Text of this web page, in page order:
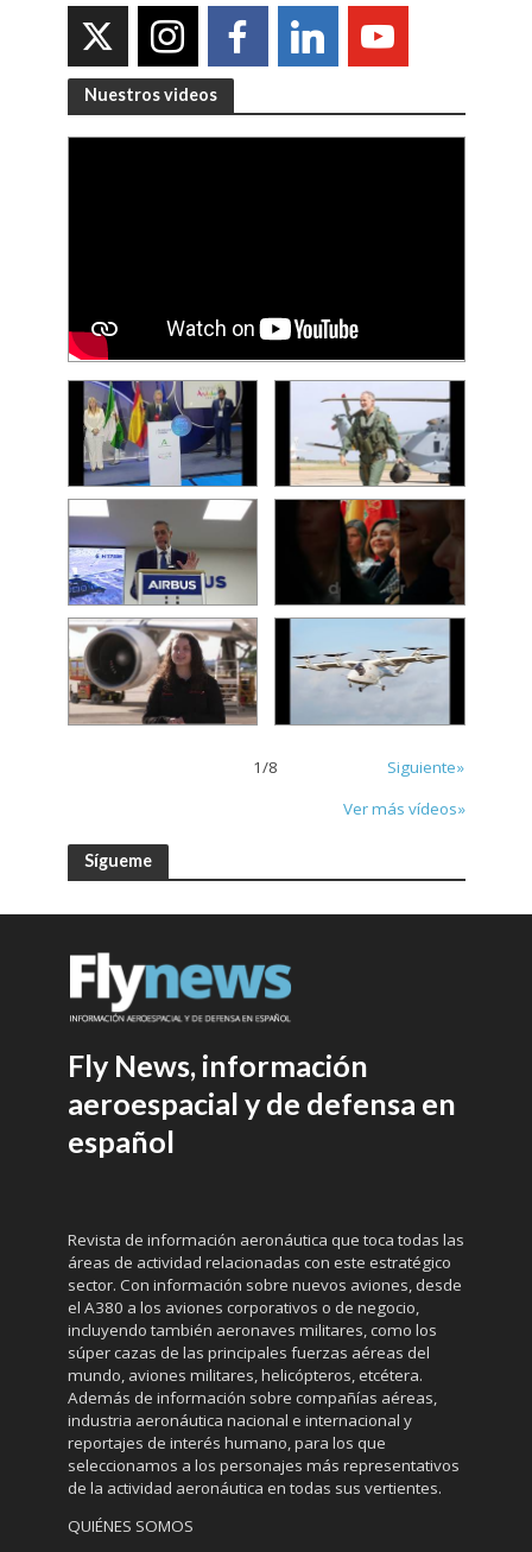
Nuestros videos
1/8
Siguiente»
Ver más vídeos»
Sígueme
Fly News, información
aeroespacial y de defensa en
español
Revista de información aeronáutica que toca todas las
áreas de actividad relacionadas con este estratégico
sector. Con información sobre nuevos aviones, desde
el A380 a los aviones corporativos o de negocio,
incluyendo también aeronaves militares, como los
súper cazas de las principales fuerzas aéreas del
mundo, aviones militares, helicópteros, etcétera.
Además de información sobre compañías aéreas,
industria aeronáutica nacional e internacional y
reportajes de interés humano, para los que
seleccionamos a los personajes más representativos
de la actividad aeronáutica en todas sus vertientes.
QUIÉNES SOMOS